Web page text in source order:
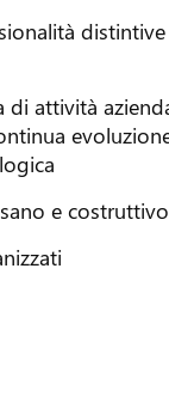
di attività
e costruttivo